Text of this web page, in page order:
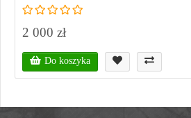
2 000 zł
Do koszyka